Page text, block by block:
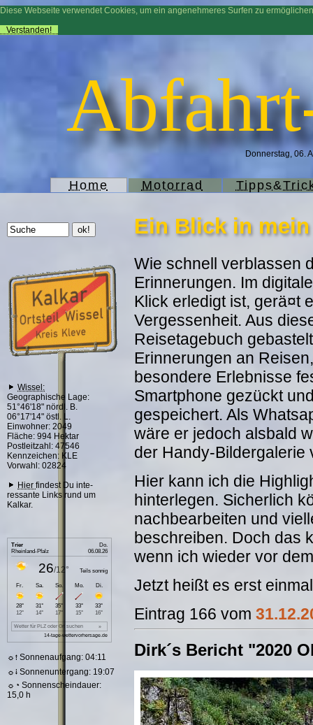
Diese Webseite verwendet Cookies, um ein angenehmeres Surfen zu
Verstanden!
Donnerstag, 06.
Home Motorrad
Wissel:
Geographische Lage:
51°46'18" nördl. B.
06°17'14" östl. L.
Einwohner: 2049
Fläche: 994 Hektar
Postleitzahl: 47546
Kennzeichen: KLE
Vorwahl: 02824
Hier findest Du inte-
ressante Links rund um
Kalkar.
☼⭫ Sonnenaufgang: 04:11
☼⭭ Sonnenuntergang: 19:07
☼◔ Sonnenscheindauer:
15,0 h
Ein Blick in
Wie schnell verblassen
Erinnerungen. Im
Klick erledigt ist, gerä¤t
Vergessenheit. Aus
Reisetagebuch
Erinnerungen an
besondere Erlebnisse
Smartphone gezückt
gespeichert. Als
wäre er jedoch alsbald
der Handy-Bildergalerie
Hier kann ich die
hinterlegen. Sicherlich
nachbearbeiten und
beschreiben. Doch das
wenn ich wieder vor
Jetzt heißt es erst
Eintrag 166 vom
Dirk´s Bericht "2020